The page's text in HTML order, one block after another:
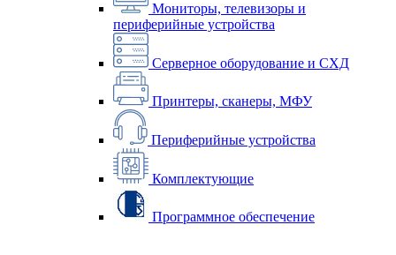
Мониторы, телевизоры и
периферийные устройства
Серверное оборудование и СХД
Принтеры, сканеры, МФУ
Периферийные устройства
Комплектующие
Программное обеспечение